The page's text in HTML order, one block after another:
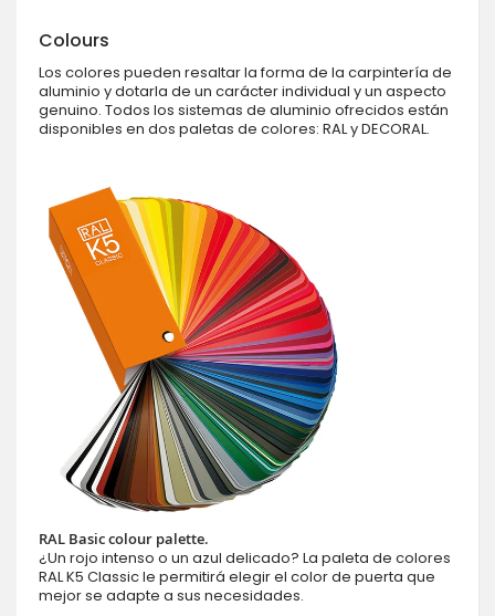
Colours
Los colores pueden resaltar la forma de la carpintería de
aluminio y dotarla de un carácter individual y un aspecto
genuino. Todos los sistemas de aluminio ofrecidos están
disponibles en dos paletas de colores: RAL y DECORAL.
RAL Basic colour palette.
¿Un rojo intenso o un azul delicado? La paleta de colores
RAL K5 Classic le permitirá elegir el color de puerta que
mejor se adapte a sus necesidades.